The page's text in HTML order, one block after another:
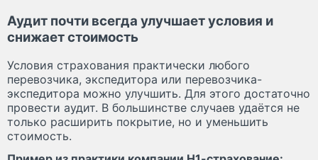
Аудит почти всегда улучшает условия и
снижает стоимость
Условия страхования практически любого
перевозчика, экспедитора или перевозчика-
экспедитора можно улучшить. Для этого достаточно
провести аудит. В большинстве случаев удаётся не
только расширить покрытие, но и уменьшить
стоимость.